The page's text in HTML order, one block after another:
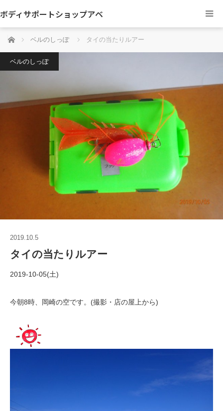
ボディサポートショップアベ
ホーム ベルのしっぽ タイの当たりルアー
ベルのしっぽ
2019.10.5
タイの当たりルアー
2019-10-05(土)
今朝8時、岡崎の空です。(撮影・店の屋上から)